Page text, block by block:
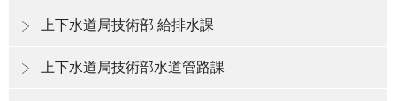
上下水道局技術部 給排水課
上下水道局技術部水道管路課